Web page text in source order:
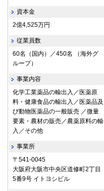
資本金
2億4,525万円
従業員数
60名（国内）／450名 （海外グ
ループ）
事業内容
化学工業薬品の輸出入／医薬原
料・健康食品の輸出入／医薬品及
び動物医薬品の一般販売 ／微量
要素・農材の販売／農薬原料の輸
入／その他
事業所
〒541-0045
大阪府大阪市中央区道修町2丁目
5番9号 イトヨシビル